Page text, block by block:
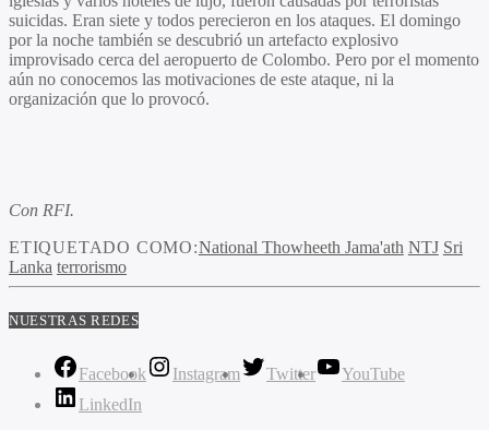
suicidas. Eran siete y todos perecieron en los ataques. El domingo
por la noche también se descubrió un artefacto explosivo
improvisado cerca del aeropuerto de Colombo. Pero por el momento
aún no conocemos las motivaciones de este ataque, ni la
organización que lo provocó.
Con RFI.
ETIQUETADO COMO:National Thowheeth Jama'ath NTJ Sri
Lanka terrorismo
NUESTRAS REDES
Facebook Instagram Twitter
YouTube
LinkedIn